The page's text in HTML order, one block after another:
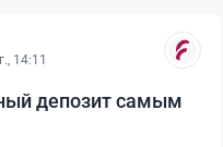
14:11
депозит самым